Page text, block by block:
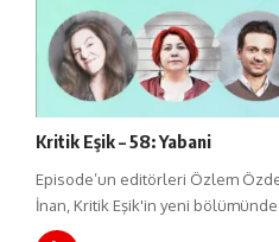
Kritik Eşik – 58: Yabani
Episode’un editörleri Özlem
İnan, Kritik Eşik'in yeni